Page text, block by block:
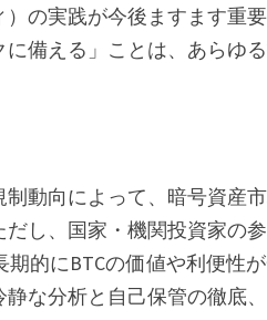
の実践が今後ますます重要
備える」ことは、あらゆ
動向によって、暗号資産
し、国家・機関投資家の
的にBTCの価値や利便性
な分析と自己保管の徹底